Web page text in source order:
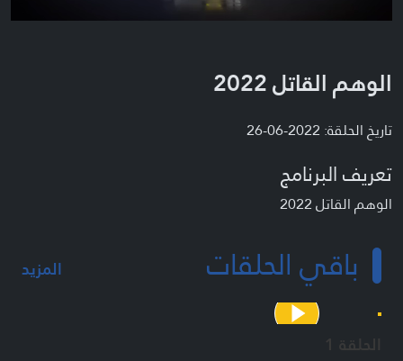
الوهم القاتل 2022
تاريخ الحلقة: 2022-06-26
تعريف البرنامج
الوهم القاتل 2022
باقي الحلقات المزيد
الحلقة 1